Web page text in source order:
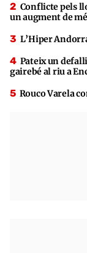
Conflicte pels
un augment de
L’Hiper
Pateix un
gairebé al riu a
Rouco Varela